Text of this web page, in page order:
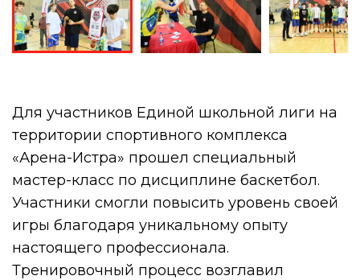
Для участников Единой школьной лиги на
территории спортивного комплекса
«Арена-Истра» прошел специальный
мастер-класс по дисциплине баскетбол.
Участники смогли повысить уровень своей
игры благодаря уникальному опыту
настоящего профессионала.
Тренировочный процесс возглавил